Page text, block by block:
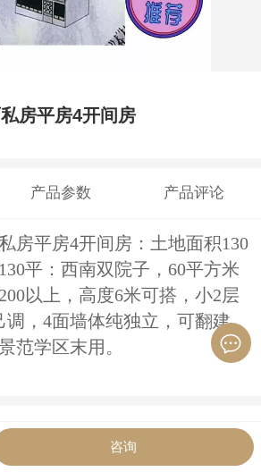
房平房4开间房
产品参数 产品评论
房平房4开间房：土地面积130
平：西南双院子，60平方米
以上，高度6米可搭，小2层
调，4面墙体纯独立，可翻建，
范学区末用。
咨询